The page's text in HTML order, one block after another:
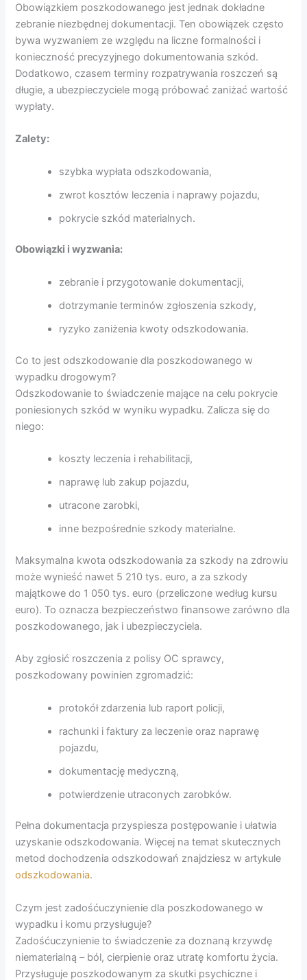
Obowiązkiem poszkodowanego jest jednak dokładne
zebranie niezbędnej dokumentacji. Ten obowiązek często
bywa wyzwaniem ze względu na liczne formalności i
konieczność precyzyjnego dokumentowania szkód.
Dodatkowo, czasem terminy rozpatrywania roszczeń są
długie, a ubezpieczyciele mogą próbować zaniżać wartość
wypłaty.
Zalety:
szybka wypłata odszkodowania,
zwrot kosztów leczenia i naprawy pojazdu,
pokrycie szkód materialnych.
Obowiązki i wyzwania:
zebranie i przygotowanie dokumentacji,
dotrzymanie terminów zgłoszenia szkody,
ryzyko zaniżenia kwoty odszkodowania.
Co to jest odszkodowanie dla poszkodowanego w
wypadku drogowym?
Odszkodowanie to świadczenie mające na celu pokrycie
poniesionych szkód w wyniku wypadku. Zalicza się do
niego:
koszty leczenia i rehabilitacji,
naprawę lub zakup pojazdu,
utracone zarobki,
inne bezpośrednie szkody materialne.
Maksymalna kwota odszkodowania za szkody na zdrowiu
może wynieść nawet 5 210 tys. euro, a za szkody
majątkowe do 1 050 tys. euro (przeliczone według kursu
euro). To oznacza bezpieczeństwo finansowe zarówno dla
poszkodowanego, jak i ubezpieczyciela.
Aby zgłosić roszczenia z polisy OC sprawcy,
poszkodowany powinien zgromadzić:
protokół zdarzenia lub raport policji,
rachunki i faktury za leczenie oraz naprawę
pojazdu,
dokumentację medyczną,
potwierdzenie utraconych zarobków.
Pełna dokumentacja przyspiesza postępowanie i ułatwia
uzyskanie odszkodowania. Więcej na temat skutecznych
metod dochodzenia odszkodowań znajdziesz w artykule
odszkodowania.
Czym jest zadośćuczynienie dla poszkodowanego w
wypadku i komu przysługuje?
Zadośćuczynienie to świadczenie za doznaną krzywdę
niematerialną – ból, cierpienie oraz utratę komfortu życia.
Przysługuje poszkodowanym za skutki psychiczne i